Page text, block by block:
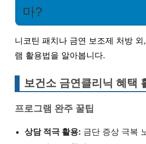
마?
니코틴 패치나 금연 보조제 처방 외
램 활용법을 알아봅니다.
보건소 금연클리닉 혜택
프로그램 완주 꿀팁
상담 적극 활용: 금단 증상 극복